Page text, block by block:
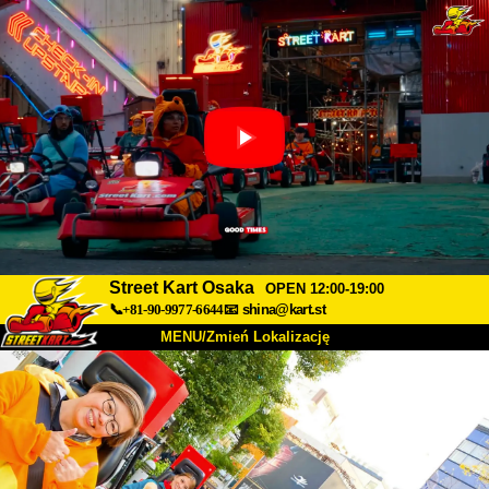
Street Kart Osaka
OPEN 12:00-19:00
📞+81-90-9977-6644📧 shina@kart.st
MENU/Zmień Lokalizację
TOP
O nas Specyfikacja
Dojazd Opinie